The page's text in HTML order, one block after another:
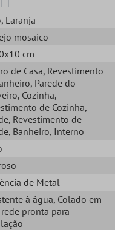
, Laranja
mosaico
cm
de Casa, Revestimento
, Parede do
, Cozinha,
de Cozinha,
, Revestimento de
, Banheiro, Interno
de Metal
à água, Colado em
pronta para